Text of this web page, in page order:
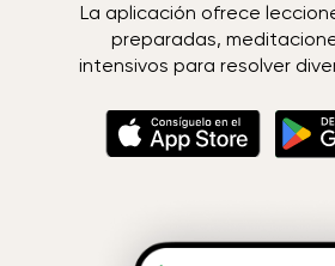
La aplicación ofrece
preparadas,
intensivos para resolver